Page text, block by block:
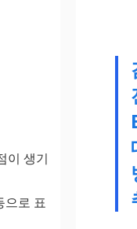
이 생기
으로 표